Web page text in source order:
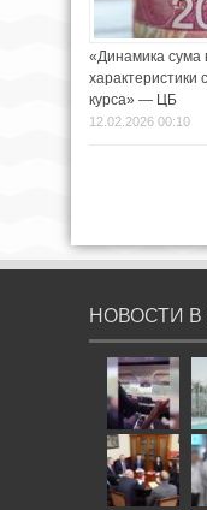
«Динамика сума
характеристики
курса» — ЦБ
12.02.2026 00:10
НОВОСТИ В